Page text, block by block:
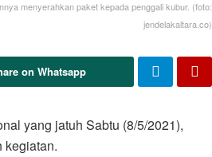
menyerahkan paket kepada penggali kubur. (foto:
jendelakaltara.co)
on Whatsapp
yang jatuh Sabtu (8/5/2021),
kegiatan.